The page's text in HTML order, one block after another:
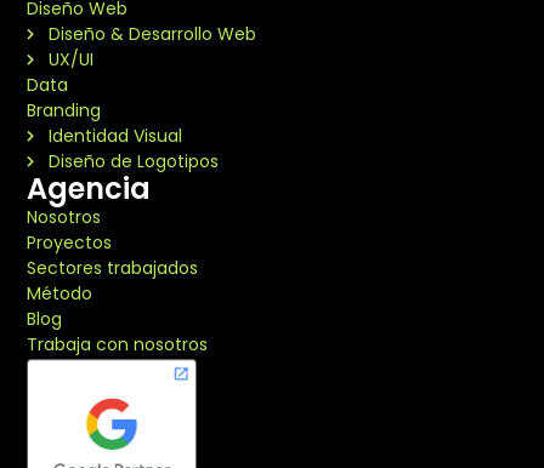
Diseño Web
Diseño & Desarrollo Web
UX/UI
Data
Branding
Identidad Visual
Diseño de Logotipos
Agencia
Nosotros
Proyectos
Sectores trabajados
Método
Blog
Trabaja con nosotros